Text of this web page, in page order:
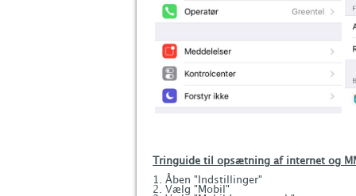
Tringuide til opsætning af internet og
1. Åben "Indstillinger"
2. Vælg "Mobil"